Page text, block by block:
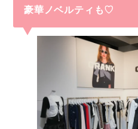
豪華ノベルティも♡